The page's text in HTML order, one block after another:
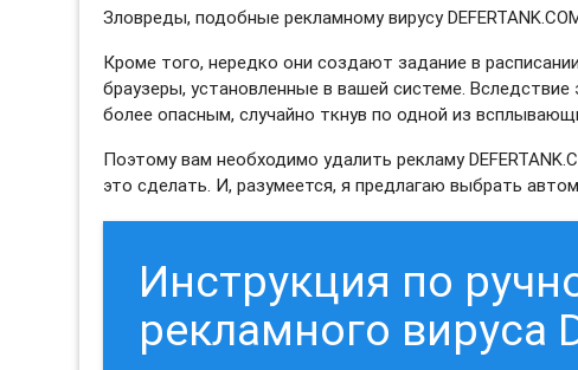
Зловреды, подобные рекламному вирусу
Кроме того, нередко они создают задание в
браузеры, установленные в вашей системе.
более опасным, случайно ткнув по одной из
Поэтому вам необходимо удалить рекламу
это сделать. И, разумеется, я предлагаю выбрать
Инструкция по
рекламного вируса